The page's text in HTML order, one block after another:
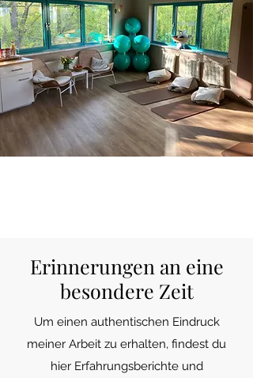
Erinnerungen an eine
besondere Zeit
Um einen authentischen Eindruck
meiner Arbeit zu erhalten, findest du
hier Erfahrungsberichte und